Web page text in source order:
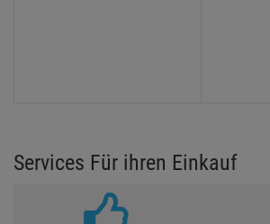
Services Für ihren Einkauf